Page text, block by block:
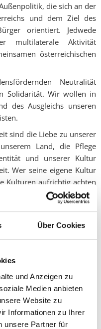
Über Cookies
und Anzeigen zu
Medien anbieten
Website zu
Informationen zu Ihrer
unsere Partner für
die sich an der
und dem Ziel des
orientiert. Jedwede
multilaterale Aktivität
österreichischen
Neutralität
Solidarität. Wir wollen in
des Ausgleichs unseren
sind die Liebe zu unserer
Land, die Pflege
und unserer Kultur
Wer seine eigene Kultur
Kulturen aufrichtig achten
wenn sie aggressiven,
Charakter zeigen.
ist die Hilfe
und ladinischen
für alle Altösterreicher
Bereich der ehemaligen
Einheit Tirols an und
Südtirols und zur